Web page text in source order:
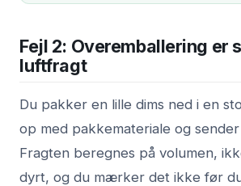
Fejl 2: Overemballering er
luftfragt
Du pakker en lille dims ned i en
op med pakkemateriale og
Fragten beregnes på volumen,
dyrt, og du mærker det ikke før